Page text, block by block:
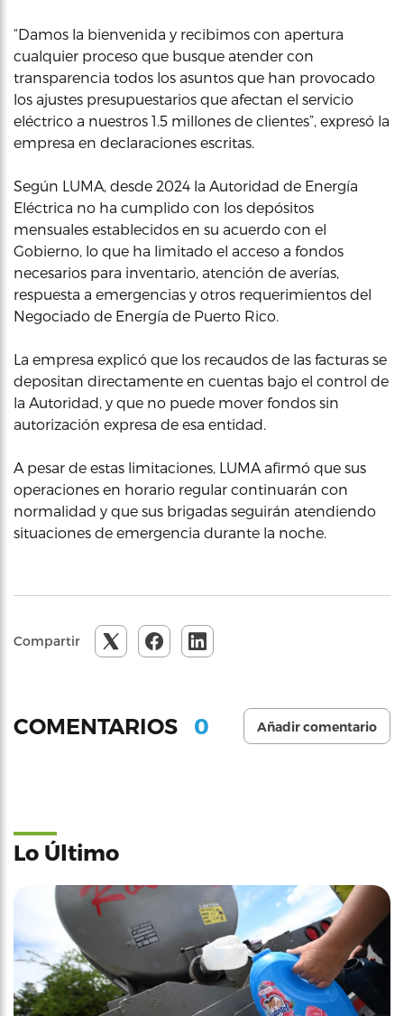
“Damos la bienvenida y recibimos con apertura
cualquier proceso que busque atender con
transparencia todos los asuntos que han provocado
los ajustes presupuestarios que afectan el servicio
eléctrico a nuestros 1.5 millones de clientes”, expresó la
empresa en declaraciones escritas.
Según LUMA, desde 2024 la Autoridad de Energía
Eléctrica no ha cumplido con los depósitos
mensuales establecidos en su acuerdo con el
Gobierno, lo que ha limitado el acceso a fondos
necesarios para inventario, atención de averías,
respuesta a emergencias y otros requerimientos del
Negociado de Energía de Puerto Rico.
La empresa explicó que los recaudos de las facturas se
depositan directamente en cuentas bajo el control de
la Autoridad, y que no puede mover fondos sin
autorización expresa de esa entidad.
A pesar de estas limitaciones, LUMA afirmó que sus
operaciones en horario regular continuarán con
normalidad y que sus brigadas seguirán atendiendo
situaciones de emergencia durante la noche.
Compartir
COMENTARIOS 0 Añadir comentario
Lo Último